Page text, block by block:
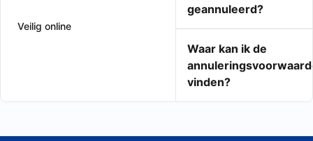
Veilig online
geannuleerd?
Waar kan ik de
vinden?